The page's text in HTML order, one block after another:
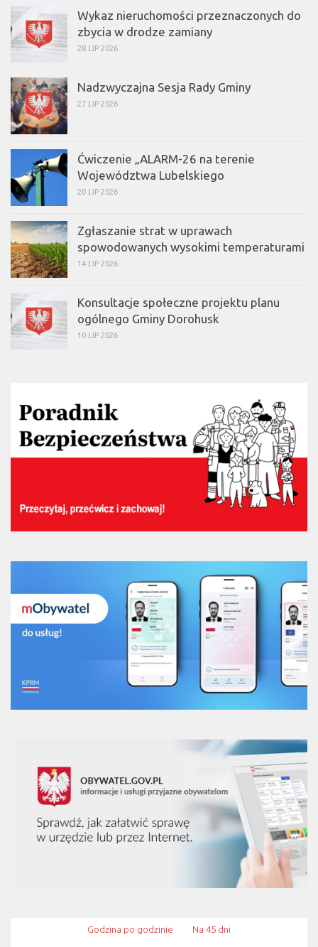
Wykaz nieruchomości przeznaczonych do
zbycia w drodze zamiany
28 LIP 2026
Nadzwyczajna Sesja Rady Gminy
27 LIP 2026
Ćwiczenie „ALARM-26 na terenie
Województwa Lubelskiego
20 LIP 2026
Zgłaszanie strat w uprawach
spowodowanych wysokimi temperaturami
14 LIP 2026
Konsultacje społeczne projektu planu
ogólnego Gminy Dorohusk
10 LIP 2026
Godzina po godzinie Na 45 dni